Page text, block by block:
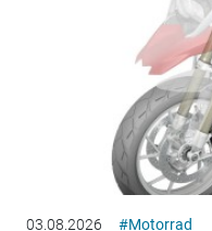
03.08.2026 #Motorrad